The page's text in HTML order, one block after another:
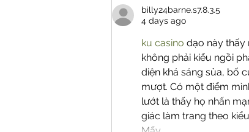
billy24barne.s7.8.3.5
4 days ago
ku casino dạo này thấy
không phải kiểu ngồi
diện khá sáng sủa, bố
mượt. Có một điểm
lướt là thấy họ nhấn
giác làm trang theo